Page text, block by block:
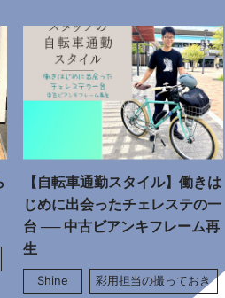
【自転車通勤スタイル】働きは
じめに出会ったチェレステの一
台 ── 中古ビアンキフレーム再
生
Shine 彩用担当の撮っておき